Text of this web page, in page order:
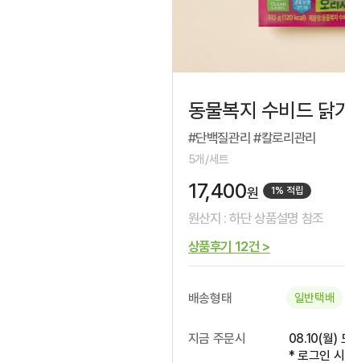
동물복지 수비드 닭
#단백질관리 #칼로리관리
5개/세트
17,400원 1% 적립
원산지 : 하단 상품설명 참조
상품후기 12건 >
배송형태 일반택배
지금 주문시
08.10(월)
* 로그인